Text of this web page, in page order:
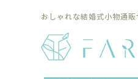
おしゃれな結婚式小物通